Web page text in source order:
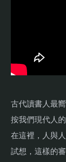
古代讀書人最
按我們現代人
在這裡，人與
試想，這樣的